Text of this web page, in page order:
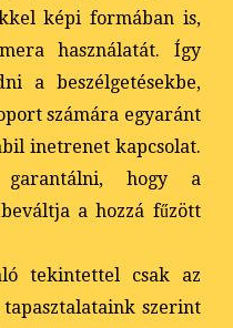
képi formában is,
használatát. Így
a beszélgetésekbe,
számára egyaránt
inetrenet kapcsolat.
hogy a
a hozzá fűzött
tekintettel csak az
szerint